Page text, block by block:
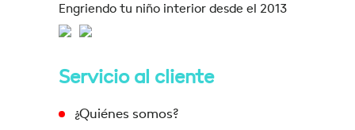
Engriendo tu niño interior desde el 2013
Servicio al cliente
¿Quiénes somos?